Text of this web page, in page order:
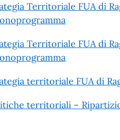
Territoriale FUA di
Territoriale FUA di
territoriale FUA di
territoriali –